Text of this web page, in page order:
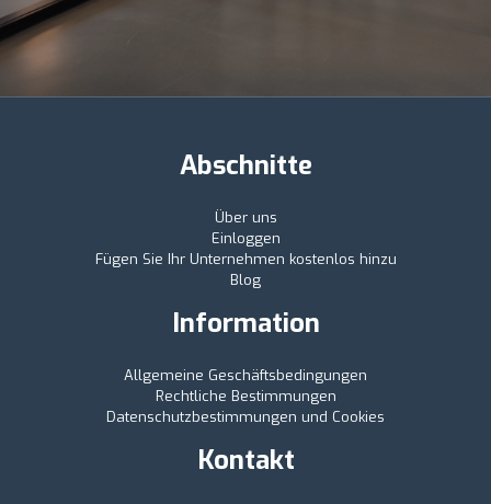
Abschnitte
Über uns
Einloggen
Fügen Sie Ihr Unternehmen kostenlos hinzu
Blog
Information
Allgemeine Geschäftsbedingungen
Rechtliche Bestimmungen
Datenschutzbestimmungen und Cookies
Kontakt